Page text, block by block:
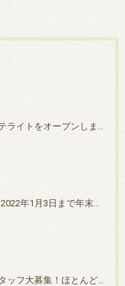
大阪市西淀川区にサテライトをオープンしました！
☆2021年12月30日～2022年1月3日まで年末年始休業させていただきます☆
★事業拡大のためスタッフ大募集！ほとんど募集をしないので今がチャンスです♪